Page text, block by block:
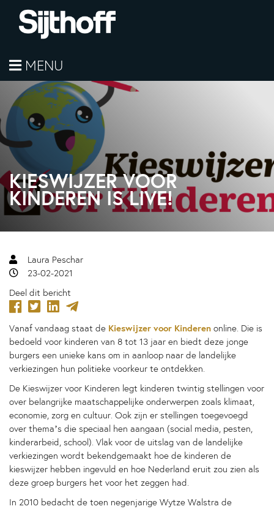
MENU
KIESWIJZER VOOR
KINDEREN IS LIVE!
Laura Peschar
23-02-2021
Deel dit bericht
Vanaf vandaag staat de Kieswijzer voor Kinderen online. Die is
bedoeld voor kinderen van 8 tot 13 jaar en biedt deze jonge
burgers een unieke kans om in aanloop naar de landelijke
verkiezingen hun politieke voorkeur te ontdekken.
De Kieswijzer voor Kinderen legt kinderen twintig stellingen voor
over belangrijke maatschappelijke onderwerpen zoals klimaat,
economie, zorg en cultuur. Ook zijn er stellingen toegevoegd
over thema’s die speciaal hen aangaan (social media, pesten,
kinderarbeid, school). Vlak voor de uitslag van de landelijke
verkiezingen wordt bekendgemaakt hoe de kinderen de
kieswijzer hebben ingevuld en hoe Nederland eruit zou zien als
deze groep burgers het voor het zeggen had.
In 2010 bedacht de toen negenjarige Wytze Walstra de